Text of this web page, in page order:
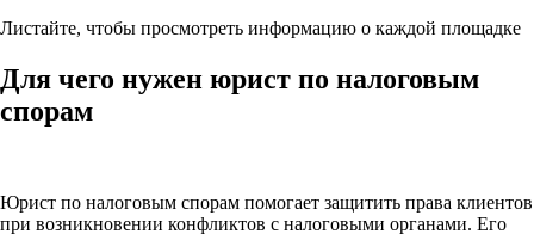
Листайте, чтобы просмотреть информацию о каждой площадке
Для чего нужен юрист по налоговым
спорам
Юрист по налоговым спорам помогает защитить права клиентов
при возникновении конфликтов с налоговыми органами. Его